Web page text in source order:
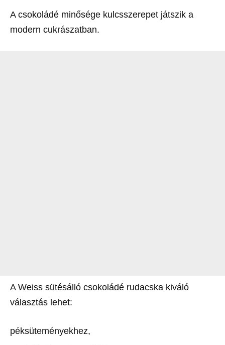
A csokoládé minősége kulcsszerepet játszik a
modern cukrászatban.
A Weiss sütésálló csokoládé rudacska kiváló
választás lehet:
péksüteményekhez,